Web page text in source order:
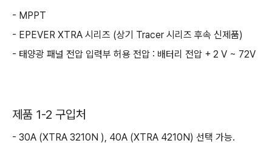
- MPPT
- EPEVER XTRA 시리즈 (상기 Tracer 시리즈 후속 신제품)
- 태양광 패널 전압 입력부 허용 전압 : 배터리 전압 + 2 V ~ 72V
제품 1-2 구입처
- 30A (XTRA 3210N ), 40A (XTRA 4210N) 선택 가능.